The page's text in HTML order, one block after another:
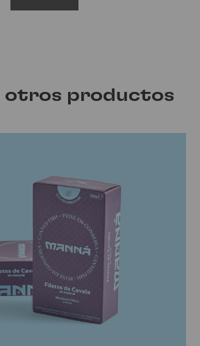
otros productos